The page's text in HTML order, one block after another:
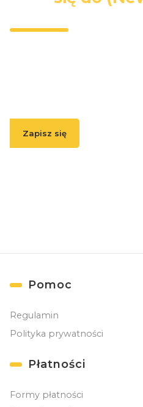
Zapisz się
Linki w stopce
Pomoc
Regulamin
Polityka prywatności
Płatności
Formy płatności